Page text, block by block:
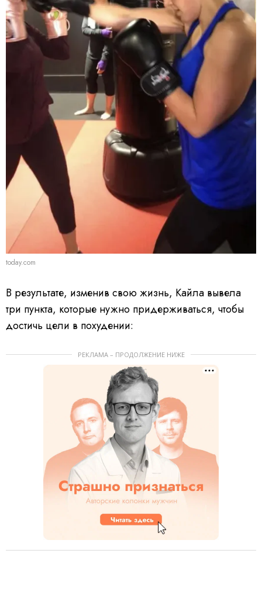
today.com
В результате, изменив свою жизнь, Кайла вывела
три пункта, которые нужно придерживаться, чтобы
достичь цели в похудении:
РЕКЛАМА – ПРОДОЛЖЕНИЕ НИЖЕ